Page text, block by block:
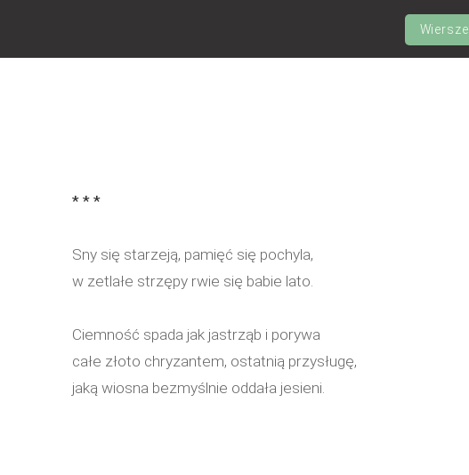
Wiersze
* * *
Sny się starzeją, pamięć się pochyla,
w zetlałe strzępy rwie się babie lato.
Ciemność spada jak jastrząb i porywa
całe złoto chryzantem, ostatnią przysługę,
jaką wiosna bezmyślnie oddała jesieni.